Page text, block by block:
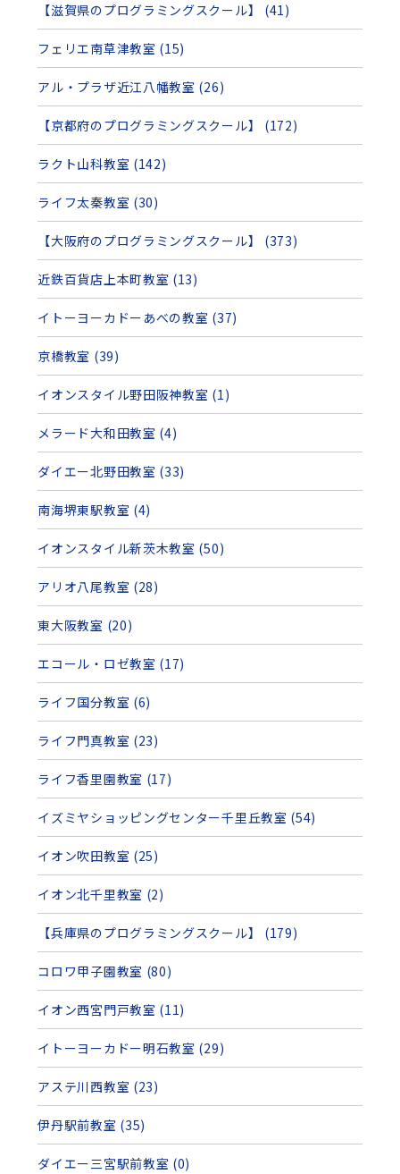
【滋賀県のプログラミングスクール】 (41)
フェリエ南草津教室 (15)
アル・プラザ近江八幡教室 (26)
【京都府のプログラミングスクール】 (172)
ラクト山科教室 (142)
ライフ太秦教室 (30)
【大阪府のプログラミングスクール】 (373)
近鉄百貨店上本町教室 (13)
イトーヨーカドーあべの教室 (37)
京橋教室 (39)
イオンスタイル野田阪神教室 (1)
メラード大和田教室 (4)
ダイエー北野田教室 (33)
南海堺東駅教室 (4)
イオンスタイル新茨木教室 (50)
アリオ八尾教室 (28)
東大阪教室 (20)
エコール・ロゼ教室 (17)
ライフ国分教室 (6)
ライフ門真教室 (23)
ライフ香里園教室 (17)
イズミヤショッピングセンター千里丘教室 (54)
イオン吹田教室 (25)
イオン北千里教室 (2)
【兵庫県のプログラミングスクール】 (179)
コロワ甲子園教室 (80)
イオン西宮門戸教室 (11)
イトーヨーカドー明石教室 (29)
アステ川西教室 (23)
伊丹駅前教室 (35)
ダイエー三宮駅前教室 (0)